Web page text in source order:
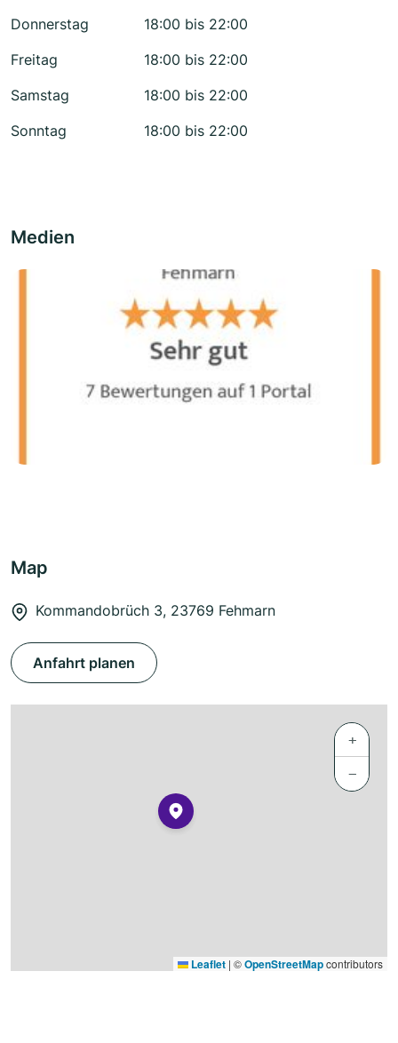
Donnerstag
18:00 bis 22:00
Freitag
18:00 bis 22:00
Samstag
18:00 bis 22:00
Sonntag
18:00 bis 22:00
Medien
Map
Kommandobrüch 3, 23769 Fehmarn
Anfahrt planen
+
−
Leaflet | ©OpenStreetMapcontributors